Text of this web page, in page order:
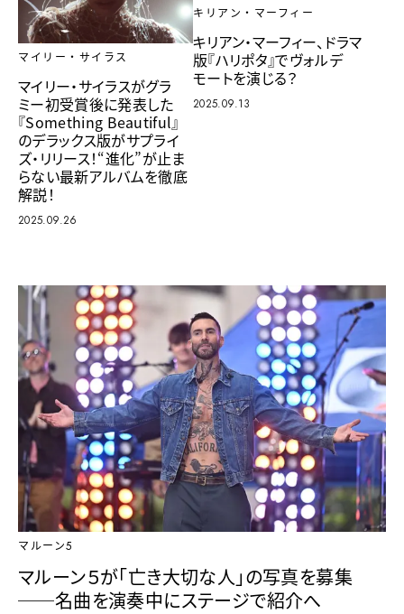
マイリー・サイラス
マイリー・サイラスがグラ
ミー初受賞後に発表した
『Something Beautiful』
のデラックス版がサプライ
ズ・リリース！“進化”が止ま
らない最新アルバムを徹底
解説！
2025.09.26
キリアン・マーフィー
キリアン・マーフィー、ドラマ
版『ハリポタ』でヴォルデ
モートを演じる？
2025.09.13
マルーン5
マルーン５が「亡き大切な人」の写真を募集
──名曲を演奏中にステージで紹介へ